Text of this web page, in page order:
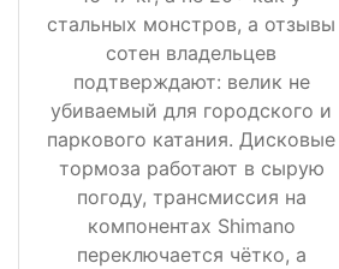
стальных монстров, а отзывы
сотен владельцев
подтверждают: велик не
убиваемый для городского и
паркового катания. Дисковые
тормоза работают в сырую
погоду, трансмиссия на
компонентах Shimano
переключается чётко, а